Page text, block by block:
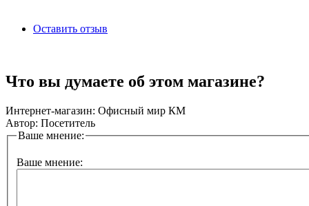
Оставить отзыв
Что вы думаете об этом магазине?
Интернет-магазин: Офисный мир КМ
Автор: Посетитель
Ваше мнение:
Ваше мнение: